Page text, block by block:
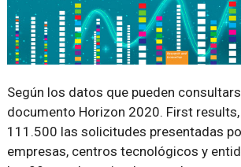
Según los datos que pueden
documento Horizon 2020. First results
111.500 las solicitudes presentadas
empresas, centros tecnológicos y